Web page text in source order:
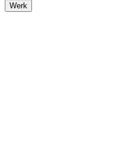
Werk